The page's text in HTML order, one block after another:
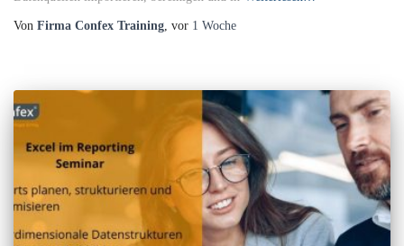
Von Firma Confex Training, vor 1 Woche